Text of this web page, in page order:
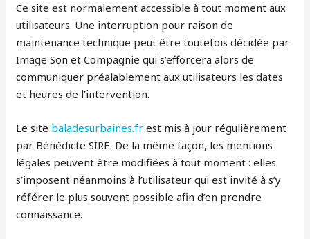
Ce site est normalement accessible à tout moment aux
utilisateurs. Une interruption pour raison de
maintenance technique peut être toutefois décidée par
Image Son et Compagnie qui s’efforcera alors de
communiquer préalablement aux utilisateurs les dates
et heures de l’intervention.
Le site baladesurbaines.fr est mis à jour régulièrement
par Bénédicte SIRE. De la même façon, les mentions
légales peuvent être modifiées à tout moment : elles
s’imposent néanmoins à l’utilisateur qui est invité à s’y
référer le plus souvent possible afin d’en prendre
connaissance.